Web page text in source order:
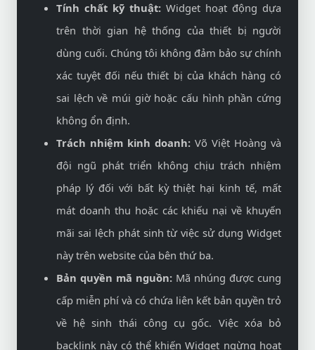
Tính chất kỹ thuật: Widget hoạt động dựa
trên thời gian hệ thống của thiết bị người
dùng cuối. Chúng tôi không đảm bảo sự chính
xác tuyệt đối nếu thiết bị của khách hàng có
sai lệch về múi giờ hoặc cấu hình phần cứng
không ổn định.
Trách nhiệm kinh doanh: Võ Việt Hoàng và
đội ngũ phát triển không chịu trách nhiệm
pháp lý đối với bất kỳ thiệt hại kinh tế, mất
mát doanh thu hoặc các khiếu nại về khuyến
mãi sai lệch phát sinh từ việc sử dụng Widget
này trên website của bên thứ ba.
Bản quyền mã nguồn: Mã nhúng được cung
cấp miễn phí và có chứa liên kết bản quyền trỏ
về hệ sinh thái công cụ gốc. Việc xóa bỏ
backlink này có thể khiến Widget ngừng hoạt